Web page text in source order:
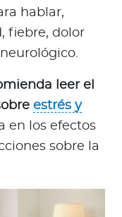
hablar,
fiebre, dolor
leer el
estrés y
en los efectos
sobre la